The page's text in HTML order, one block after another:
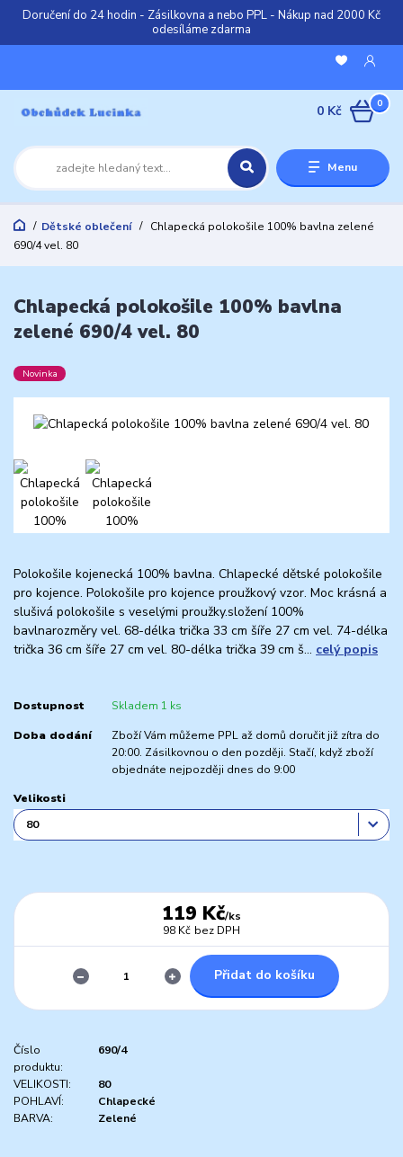
Doručení do 24 hodin - Zásilkovna a nebo PPL - Nákup nad 2000 Kč
odesíláme zdarma
Menu
0
0 Kč
Dětské oblečení
Chlapecká polokošile 100% bavlna zelené
690/4 vel. 80
Chlapecká polokošile 100% bavlna
zelené 690/4 vel. 80
Novinka
Polokošile kojenecká 100% bavlna. Chlapecké dětské polokošile
pro kojence. Polokošile pro kojence proužkový vzor. Moc krásná a
slušivá polokošile s veselými proužky.složení 100%
bavlnarozměry vel. 68-délka trička 33 cm šíře 27 cm vel. 74-délka
trička 36 cm šíře 27 cm vel. 80-délka trička 39 cm š... celý popis
Dostupnost Skladem 1 ks
Doba dodání
Zboží Vám můžeme PPL až domů doručit již zítra do
20:00. Zásilkovnou o den později. Stačí, když zboží
objednáte nejpozději dnes do 9:00
Velikosti
119 Kč/ks
98 Kč bez DPH
Přidat do košíku
Číslo
produktu:
690/4
VELIKOSTI:
80
POHLAVÍ:
Chlapecké
BARVA:
Zelené